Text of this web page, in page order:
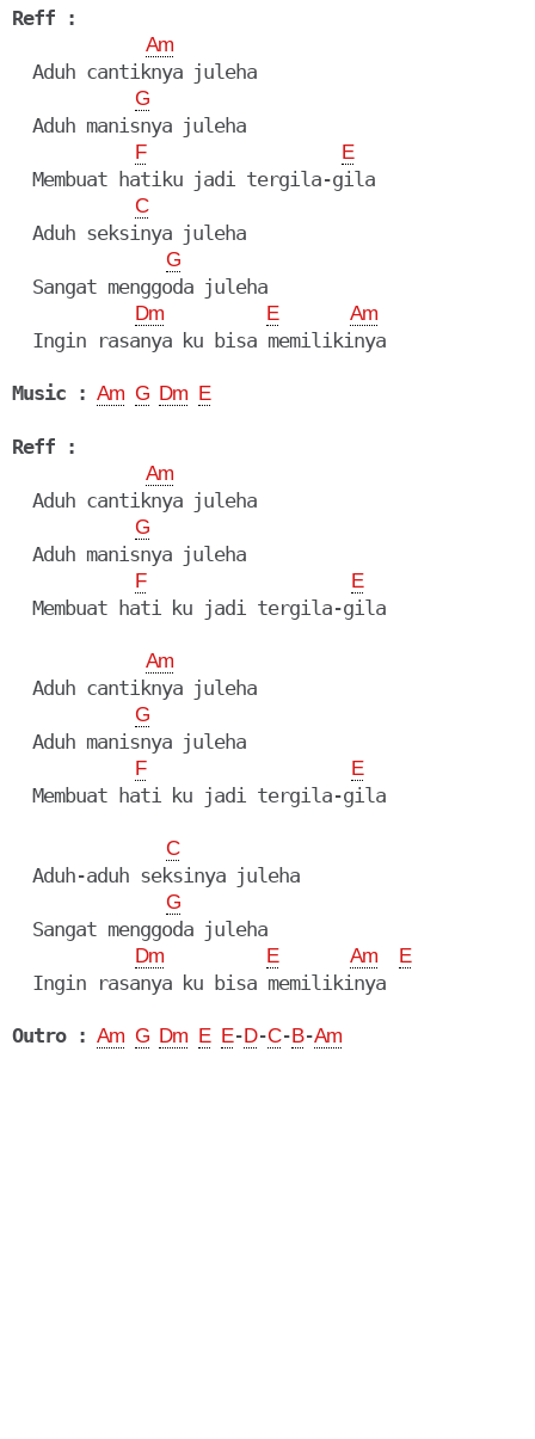
Reff :
Am
  Aduh cantiknya juleha
G
  Aduh manisnya juleha
F E
  Membuat hatiku jadi tergila-gila
C
  Aduh seksinya juleha
G
  Sangat menggoda juleha
Dm E Am
  Ingin rasanya ku bisa memilikinya
Music : Am G Dm E
Reff :
Am
  Aduh cantiknya juleha
G
  Aduh manisnya juleha
F E
  Membuat hati ku jadi tergila-gila
Am
  Aduh cantiknya juleha
G
  Aduh manisnya juleha
F E
  Membuat hati ku jadi tergila-gila
C
  Aduh-aduh seksinya juleha
G
  Sangat menggoda juleha
Dm E Am E
  Ingin rasanya ku bisa memilikinya
Outro : Am G Dm E E-D-C-B-Am